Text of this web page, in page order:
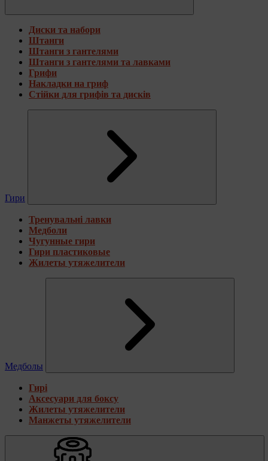
Диски та набори
Штанги
Штанги з гантелями
Штанги з гантелями та лавками
Грифи
Накладки на гриф
Стійки для грифів та дисків
Гири
Тренувальні лавки
Медболи
Чугунные гири
Гири пластиковые
Жилеты утяжелители
Медболы
Гирі
Аксесуари для боксу
Жилеты утяжелители
Манжеты утяжелители